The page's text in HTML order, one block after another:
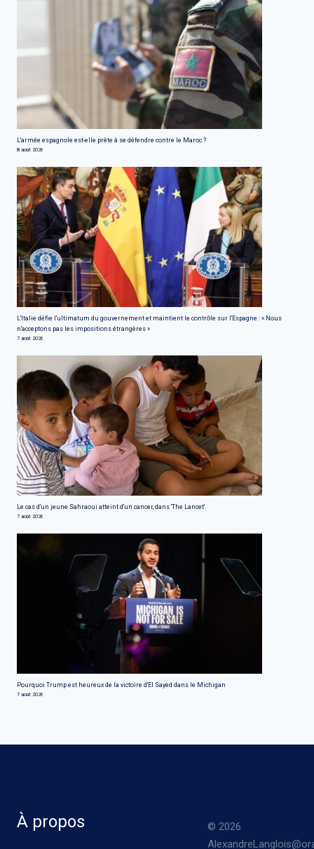
L'armée espagnole est-elle prête à se défendre contre le Maroc ?
8 août 2026
L'Italie défie l'ultimatum du gouvernement et maintient le contrôle sur l'Espagne : « Nous
n'acceptons pas les impositions étrangères »
7 août 2026
Le cas d'un jeune Sahraoui atteint d'un cancer, dans 'The Lancet'
7 août 2026
Pourquoi Trump est heureux de la victoire d'El Sayed dans le Michigan
7 août 2026
À propos
© 2026